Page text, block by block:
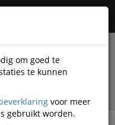
om goed te
te kunnen
voor meer
gebruikt worden.